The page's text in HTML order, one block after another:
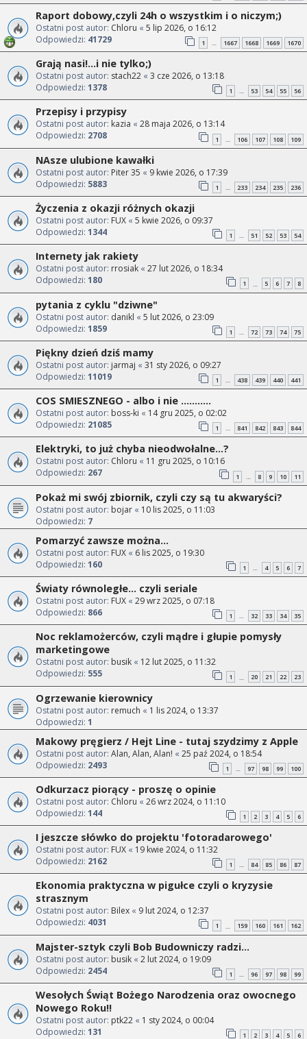
Raport dobowy,czyli 24h o wszystkim i o niczym;)
Ostatni post autor: Chloru « 5 lip 2026, o 16:12
Odpowiedzi: 41729 1 … 1667 1668 1669 1670
Grają nasi!...i nie tylko;)
Ostatni post autor: stach22 « 3 cze 2026, o 13:18
Odpowiedzi: 1378 1 … 53 54 55 56
Przepisy i przypisy
Ostatni post autor: kazia « 28 maja 2026, o 13:14
Odpowiedzi: 2708 1 … 106 107 108 109
NAsze ulubione kawałki
Ostatni post autor: Piter 35 « 9 kwie 2026, o 17:39
Odpowiedzi: 5883 1 … 233 234 235 236
Życzenia z okazji różnych okazji
Ostatni post autor: FUX « 5 kwie 2026, o 09:37
Odpowiedzi: 1344 1 … 51 52 53 54
Internety jak rakiety
Ostatni post autor: rrosiak « 27 lut 2026, o 18:34
Odpowiedzi: 180 1 … 5 6 7 8
pytania z cyklu "dziwne"
Ostatni post autor: danikl « 5 lut 2026, o 23:09
Odpowiedzi: 1859 1 … 72 73 74 75
Piękny dzień dziś mamy
Ostatni post autor: jarmaj « 31 sty 2026, o 09:27
Odpowiedzi: 11019 1 … 438 439 440 441
COS SMIESZNEGO - albo i nie ...........
Ostatni post autor: boss-ki « 14 gru 2025, o 02:02
Odpowiedzi: 21085 1 … 841 842 843 844
Elektryki, to już chyba nieodwołalne...?
Ostatni post autor: Chloru « 11 gru 2025, o 10:16
Odpowiedzi: 267 1 … 8 9 10 11
Pokaż mi swój zbiornik, czyli czy są tu akwaryści?
Ostatni post autor: bojar « 10 lis 2025, o 11:03
Odpowiedzi: 7
Pomarzyć zawsze można...
Ostatni post autor: FUX « 6 lis 2025, o 19:30
Odpowiedzi: 160 1 … 4 5 6 7
Światy równoległe... czyli seriale
Ostatni post autor: FUX « 29 wrz 2025, o 07:18
Odpowiedzi: 866 1 … 32 33 34 35
Noc reklamożerców, czyli mądre i głupie pomysły
marketingowe
Ostatni post autor: busik « 12 lut 2025, o 11:32
Odpowiedzi: 555 1 20 21 22 23
Ogrzewanie kierownicy
Ostatni post autor: remuch « 1 lis 2024, o 13:37
Odpowiedzi: 1
Makowy pręgierz / Hejt Line - tutaj szydzimy z Apple
Ostatni post autor: Alan, Alan, Alan! « 25 paź 2024, o 18:54
Odpowiedzi: 2493 1 … 97 98 99 100
Odkurzacz piorący - proszę o opinie
Ostatni post autor: Chloru « 26 wrz 2024, o 11:10
Odpowiedzi: 144 1 2 3 4 5 6
I jeszcze słówko do projektu 'fotoradarowego'
Ostatni post autor: FUX « 19 kwie 2024, o 11:32
Odpowiedzi: 2162 1 … 84 85 86 87
Ekonomia praktyczna w pigułce czyli o kryzysie
strasznym
Ostatni post autor: Bilex « 9 lut 2024, o 12:37
Odpowiedzi: 4031 1 … 159 160 161 162
Majster-sztyk czyli Bob Budowniczy radzi...
Ostatni post autor: busik « 2 lut 2024, o 19:09
Odpowiedzi: 2454 1 … 96 97 98 99
Wesołych Świąt Bożego Narodzenia oraz owocnego
Nowego Roku!!
Ostatni post autor: ptk22 « 1 sty 2024, o 00:04
Odpowiedzi: 131 1 2 3 4 5 6